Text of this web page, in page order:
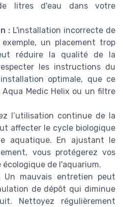
litres d'eau dans votre
: L'installation incorrecte de
un placement trop
réduire la qualité de la
les instructions du
optimale, que ce
Medic Helix ou un filtre
l’utilisation continue de la
affecter le cycle biologique
aquatique. En ajustant le
vous protégerez vos
de l'aquarium.
Un mauvais entretien peut
de dépôt qui diminue
Nettoyez régulièrement